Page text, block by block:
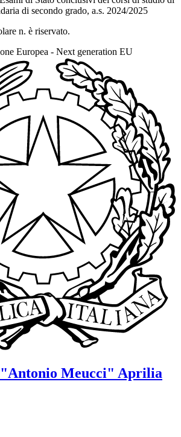
di secondo grado, a.s. 2024/2025
n. è riservato.
"Antonio Meucci" Aprilia